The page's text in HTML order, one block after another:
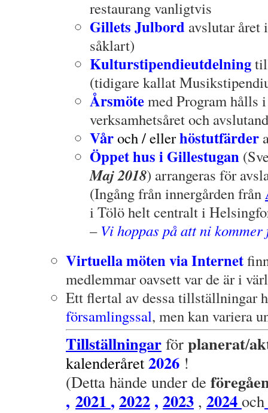
restaurang vanligtvis
Gillets Julbord avslutar året
såklart)
Kulturstipendieutdelning
(tidigare kallat
Årsmötemed Program hålls
verksamhetsåret och
Våroch / ellerhöstutfärder
Öppet hus i Gillestugan
Maj 2018) arrangeras för
(Ingång från innergården från
i Tölö helt centralt i
– Vi hoppas på att ni
Virtuella möten via Internet
medlemmar oavsett var de är i
Ett flertal av dessa tillställningar
församlingssal, men kan variera
Tillställningar för planerat/
kalenderåret 2026 !
(Detta hände under de
, 2021 , 2022 , 2023 , 2024 och